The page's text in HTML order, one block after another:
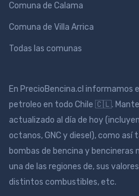
Comuna de Calama
Comuna de Villa Arrica
Todas las comunas
En PrecioBencina.cl informamos
petroleo en todo Chile 🇨🇱.
actualizado al día de hoy
octanos, GNC y diesel), como
bombas de bencina y
una de las regiones de, sus
distintos combustibles, etc.